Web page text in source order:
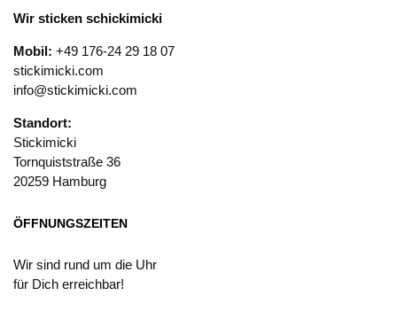
Wir sticken schickimicki
Mobil: +49 176-24 29 18 07
stickimicki.com
info@stickimicki.com
Standort:
Stickimicki
Tornquiststraße 36
20259 Hamburg
ÖFFNUNGSZEITEN
Wir sind rund um die Uhr
für Dich erreichbar!